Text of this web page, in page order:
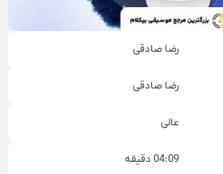
رضا صادقی
رضا صادقی
عالی
04:09 دقیقه